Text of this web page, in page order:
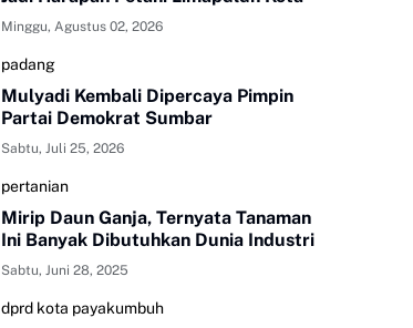
Minggu, Agustus 02, 2026
padang
Mulyadi Kembali Dipercaya Pimpin
Partai Demokrat Sumbar
Sabtu, Juli 25, 2026
pertanian
Mirip Daun Ganja, Ternyata Tanaman
Ini Banyak Dibutuhkan Dunia Industri
Sabtu, Juni 28, 2025
dprd kota payakumbuh